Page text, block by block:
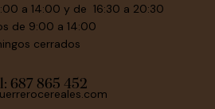
a 14:00 y de 16:30 a 20:30
de 9:00 a 14:00
cerrados
687 865 452